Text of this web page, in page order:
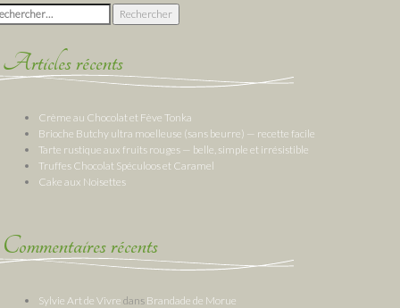
:
Articles récents
Crème au Chocolat et Fève Tonka
Brioche Butchy ultra moelleuse (sans beurre) — recette facile
Tarte rustique aux fruits rouges — belle, simple et irrésistible
Truffes Chocolat Spéculoos et Caramel
Cake aux Noisettes
Commentaires récents
Sylvie Art de Vivre dans Brandade de Morue